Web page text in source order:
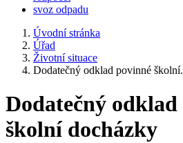
svoz odpadu
Úvodní stránka
Úřad
Životní situace
Dodatečný odklad povinné
Dodatečný
školní docházky